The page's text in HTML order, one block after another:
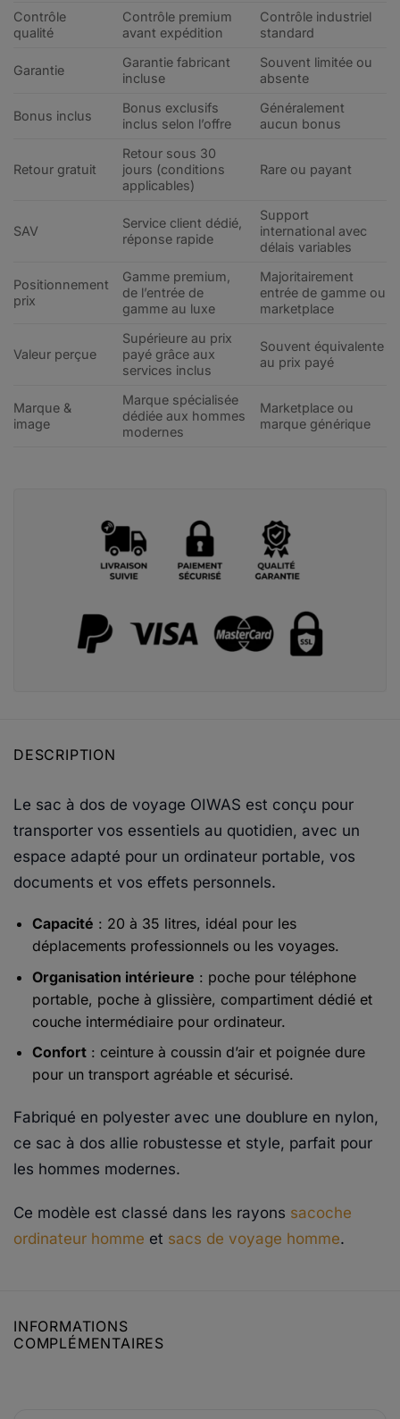
Contrôle
qualité
Contrôle premium
avant expédition
Contrôle industriel
standard
Garantie
Garantie fabricant
incluse
Souvent limitée ou
absente
Bonus inclus
Bonus exclusifs
inclus selon l’offre
Généralement
aucun bonus
Retour gratuit
Retour sous 30
jours (conditions
applicables)
Rare ou payant
SAV
Service client dédié,
réponse rapide
Support
international avec
délais variables
Positionnement
prix
Gamme premium,
de l’entrée de
gamme au luxe
Majoritairement
entrée de gamme ou
marketplace
Valeur perçue
Supérieure au prix
payé grâce aux
services inclus
Souvent équivalente
au prix payé
Marque &
image
Marque spécialisée
dédiée aux hommes
modernes
Marketplace ou
marque générique
DESCRIPTION
Le sac à dos de voyage OIWAS est conçu pour
transporter vos essentiels au quotidien, avec un
espace adapté pour un ordinateur portable, vos
documents et vos effets personnels.
Capacité : 20 à 35 litres, idéal pour les
déplacements professionnels ou les voyages.
Organisation intérieure : poche pour téléphone
portable, poche à glissière, compartiment dédié et
couche intermédiaire pour ordinateur.
Confort: ceinture à coussin d’air et poignée dure
pour un transport agréable et sécurisé.
Fabriqué en polyester avec une doublure en nylon,
ce sac à dos allie robustesse et style, parfait pour
les hommes modernes.
Ce modèle est classé dans les rayons sacoche
ordinateur homme et sacs de voyage homme.
INFORMATIONS
COMPLÉMENTAIRES